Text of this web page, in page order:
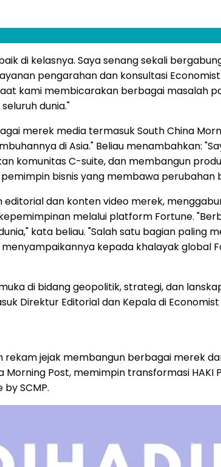
di kelasnya. Saya senang sekali
pengarahan dan konsultasi
kami membicarakan berbagai masalah
dunia."
merek media termasuk South China
di Asia." Beliau menambahkan:
komunitas C-suite, dan membangun
bisnis yang membawa perubahan
editorial dan konten video merek,
melalui platform Fortune.
kata beliau. "Salah satu bagian paling
kepada khalayak global
di bidang geopolitik, strategi, dan
Direktur Editorial dan Kepala di
jejak membangun berbagai merek
Post, memimpin transformasi HAKI
SCMP.